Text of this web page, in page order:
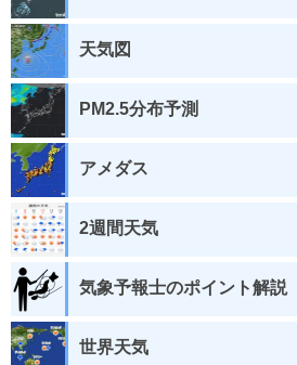
天気図
PM2.5分布予測
アメダス
2週間天気
気象予報士のポイント解説
世界天気